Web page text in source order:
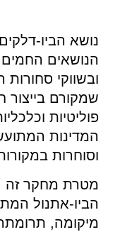
planning-policy
הנושאים החמים
שמקורם בייצור
פוליטיות
המדינות
וסוחרות
מטרת מחקר זה
הביו-אתנול
מיקומה,